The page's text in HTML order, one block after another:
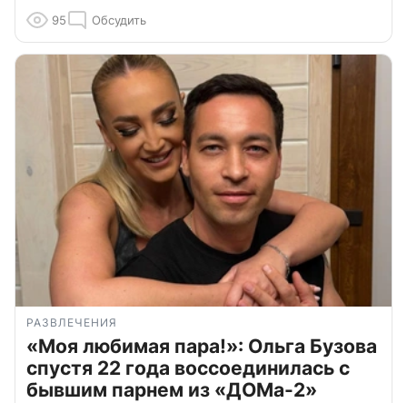
95 Обсудить
РАЗВЛЕЧЕНИЯ
«Моя любимая пара!»: Ольга Бузова
спустя 22 года воссоединилась с
бывшим парнем из «ДОМа-2»